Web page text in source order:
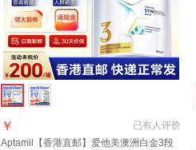
已有人评价
￥
Aptamil【香港直邮】爱他美澳洲白金3段